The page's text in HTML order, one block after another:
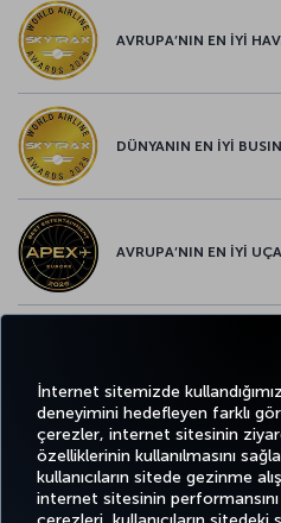
İnternet sitemizde
deneyimini hedefleyen farklı
çerezler, internet sitesinin
özelliklerinin kullanılmasını
kullanıcıların sitede gezinme
internet sitesinin
AVRUPA’NIN EN İYİ
DÜNYANIN EN İYİ
AVRUPA’NIN EN İYİ
TwitterFacebook
Instagram